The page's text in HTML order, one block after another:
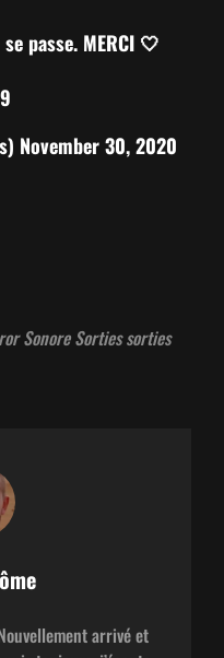
passe. MERCI 🤍
Novem­ber 30, 2020
Sonore Sorties sorties
arrivé et